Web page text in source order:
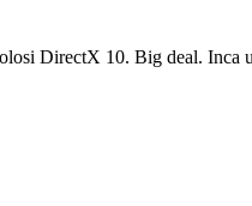
DirectX 10. Big deal. Inca